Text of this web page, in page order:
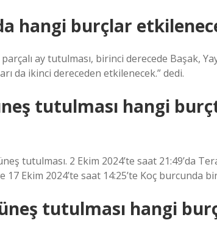
hangi burçlar
parçalı ay tutulması, birinci derecede Başak,
da ikinci dereceden etkilenecek.” dedi.
tutulması hangi
tutulması. 2 Ekim 2024’te saat 21:49’da
17 Ekim 2024’te saat 14:25’te Koç burcunda
tutulması hangi